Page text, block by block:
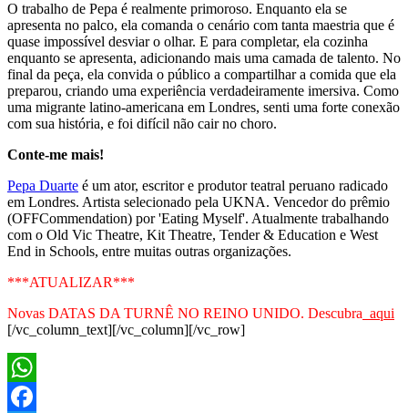
O trabalho de Pepa é realmente primoroso. Enquanto ela se
apresenta no palco, ela comanda o cenário com tanta maestria que é
quase impossível desviar o olhar. E para completar, ela cozinha
enquanto se apresenta, adicionando mais uma camada de talento. No
final da peça, ela convida o público a compartilhar a comida que ela
preparou, criando uma experiência verdadeiramente imersiva. Como
uma migrante latino-americana em Londres, senti uma forte conexão
com sua história, e foi difícil não cair no choro.
Conte-me mais!
Pepa Duarte é um ator, escritor e produtor teatral peruano radicado
em Londres. Artista selecionado pela UKNA. Vencedor do prêmio
(OFFCommendation) por 'Eating Myself'. Atualmente trabalhando
com o Old Vic Theatre, Kit Theatre, Tender & Education e West
End in Schools, entre muitas outras organizações.
***ATUALIZAR***
Novas DATAS DA TURNÊ NO REINO UNIDO. Descubra aqui
[/vc_column_text][/vc_column][/vc_row]
WhatsApp